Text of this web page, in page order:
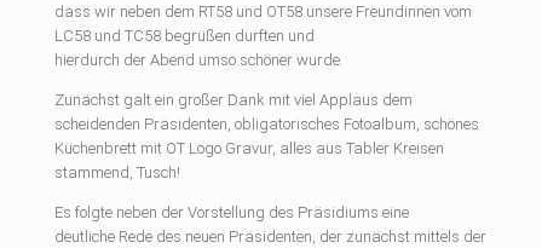
dass wir neben dem RT58 und OT58 unsere Freundinnen vom
LC58 und TC58 begrüßen durften und
hierdurch der Abend umso schöner wurde.
Zunächst galt ein großer Dank mit viel Applaus dem
scheidenden Präsidenten, obligatorisches Fotoalbum, schönes
Küchenbrett mit OT Logo Gravur, alles aus Tabler Kreisen
stammend, Tusch!
Es folgte neben der Vorstellung des Präsidiums eine
deutliche Rede des neuen Präsidenten, der zunächst mittels der